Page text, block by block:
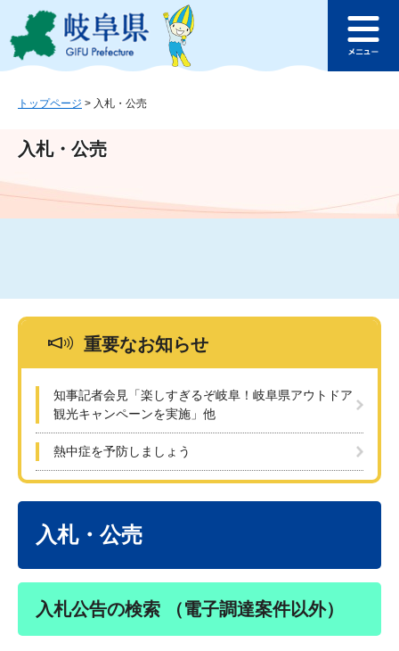
ジ
ュ
文
このページの本文へ
ュ
トップページ > 入札・公売
入札・公売
重要なお知らせ
知事記者会見「楽しすぎるぞ岐阜！岐阜県アウトドア
観光キャンペーンを実施」他
熱中症を予防しましょう
入札・公売
入札公告の検索 （電子調達案件以外）